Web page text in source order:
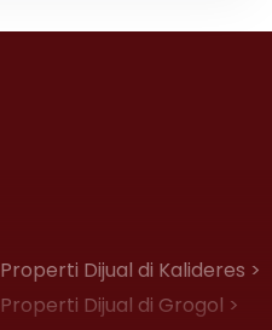
Properti Dijual di Kalideres >
Properti Dijual di Grogol >